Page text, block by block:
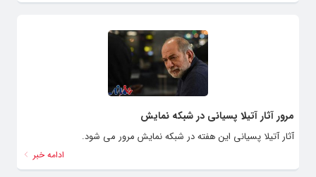
مرور آثار آتیلا پسیانی در شبکه نمایش
آثار آتیلا پسیانی این هفته در شبکه نمایش مرور می شود.
ادامه خبر